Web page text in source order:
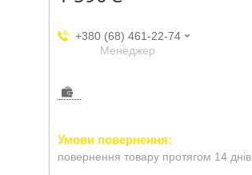
+380 (68) 461-22-74
Менеджер
повернення товару протягом 14 днів